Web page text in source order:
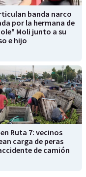
banda narco
por la hermana de
Moli junto a su
e hijo
Ruta 7: vecinos
carga de peras
de camión